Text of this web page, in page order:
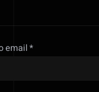
email*Richiesto